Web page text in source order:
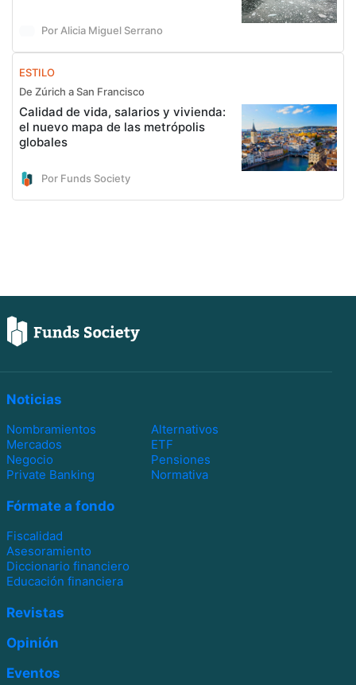
Por Alicia Miguel Serrano
ESTILO
De Zúrich a San Francisco
Calidad de vida, salarios y vivienda:
el nuevo mapa de las metrópolis
globales
Por Funds Society
Noticias
Nombramientos
Alternativos
Mercados
ETF
Negocio
Pensiones
Private Banking
Normativa
Fórmate a fondo
Fiscalidad
Asesoramiento
Diccionario financiero
Educación financiera
Revistas
Opinión
Eventos